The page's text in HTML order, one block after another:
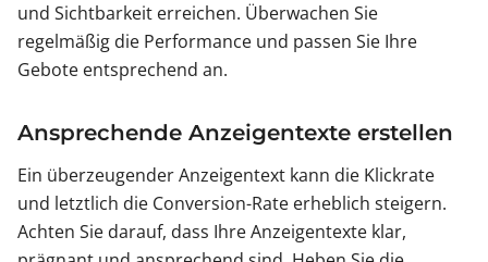
und Sichtbarkeit erreichen. Überwachen Sie
regelmäßig die Performance und passen Sie Ihre
Gebote entsprechend an.
Ansprechende Anzeigentexte erstellen
Ein überzeugender Anzeigentext kann die Klickrate
und letztlich die Conversion-Rate erheblich steigern.
Achten Sie darauf, dass Ihre Anzeigentexte klar,